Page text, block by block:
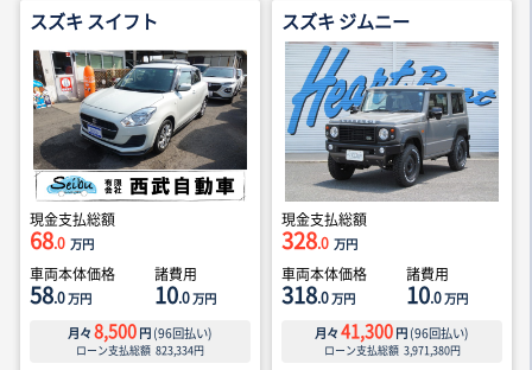
スズキ スイフト
現金支払総額
68.0 万円
車両本体価格
58.0万円
諸費用
10.0万円
月々 8,500 円 (96回払い)
ローン支払総額 823,334円
スズキ ジムニー
現金支払総額
328.0 万円
車両本体価格
318.0万円
諸費用
10.0万円
月々 41,300 円 (96回払い)
ローン支払総額 3,971,380円